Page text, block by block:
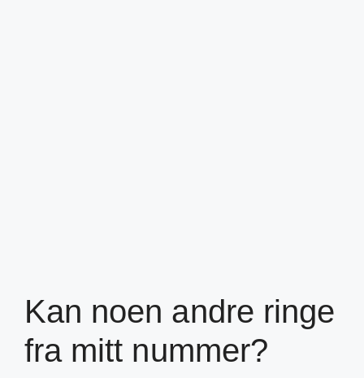
Kan noen andre ringe
fra mitt nummer?